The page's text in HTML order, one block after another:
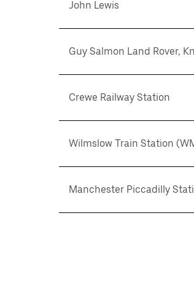
John Lewis
Guy Salmon Land Rover,
Crewe Railway Station
Wilmslow Train Station
Manchester Piccadilly